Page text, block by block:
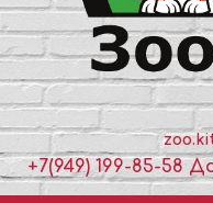
+7(949) 199-85-58